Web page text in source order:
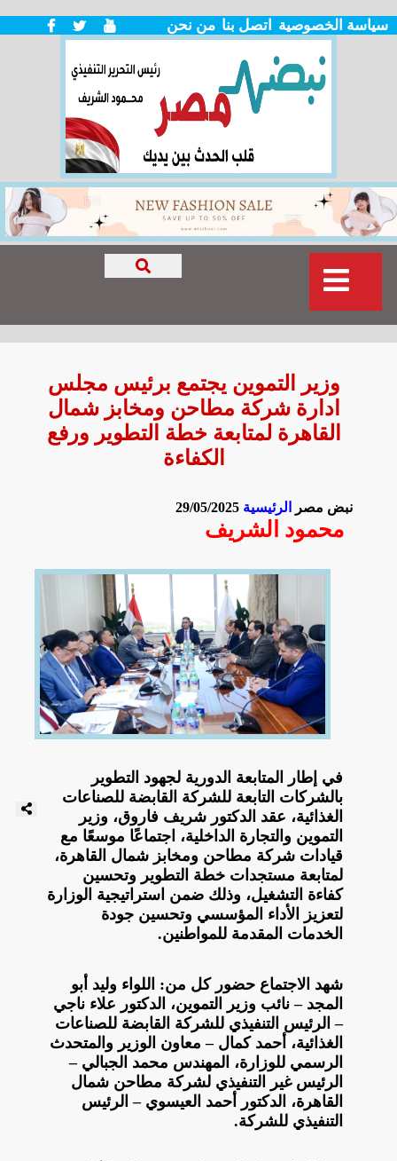
من نحن اتصل بنا سياسة الخصوصية
وزير التموين يجتمع برئيس مجلس
ادارة شركة مطاحن ومخابز شمال
القاهرة لمتابعة خطة التطوير ورفع
الكفاءة
نبض مصر الرئيسية 29/05/2025
محمود الشريف
في إطار المتابعة الدورية لجهود التطوير
بالشركات التابعة للشركة القابضة للصناعات
الغذائية، عقد الدكتور شريف فاروق، وزير
التموين والتجارة الداخلية، اجتماعًا موسعًا مع
قيادات شركة مطاحن ومخابز شمال القاهرة،
لمتابعة مستجدات خطة التطوير وتحسين
كفاءة التشغيل، وذلك ضمن استراتيجية الوزارة
لتعزيز الأداء المؤسسي وتحسين جودة
الخدمات المقدمة للمواطنين.
شهد الاجتماع حضور كل من: اللواء وليد أبو
المجد – نائب وزير التموين، الدكتور علاء ناجي
– الرئيس التنفيذي للشركة القابضة للصناعات
الغذائية، أحمد كمال – معاون الوزير والمتحدث
الرسمي للوزارة، المهندس محمد الجبالي –
الرئيس غير التنفيذي لشركة مطاحن شمال
القاهرة، الدكتور أحمد العيسوي – الرئيس
التنفيذي للشركة.